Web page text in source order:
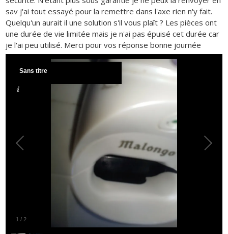
sav j'ai tout essayé pour la remettre dans l'axe rien n'y fait.
Quelqu'un aurait il une solution s'il vous plaît ? Les pièces ont
une durée de vie limitée mais je n'ai pas épuisé cet durée car
je l'ai peu utilisé. Merci pour vos réponse bonne journée
1 /2
Sans titre